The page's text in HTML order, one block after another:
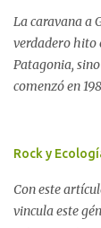
La caravana a
verdadero hito
Patagonia,
comenzó en
proyecto
Movimiento
Rodríguez
Rock y
Con este
vincula este